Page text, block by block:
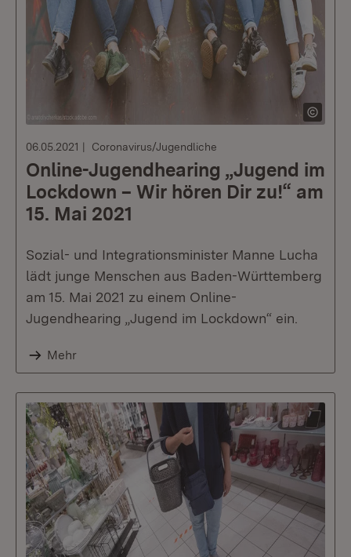
06.05.2021 Coronavirus/Jugendliche
Online-Jugendhearing „Jugend im
Lockdown – Wir hören Dir zu!“ am
15. Mai 2021
Sozial- und Integrationsminister Manne Lucha
lädt junge Menschen aus Baden-Württemberg
am 15. Mai 2021 zu einem Online-
Jugendhearing „Jugend im Lockdown“ ein.
Mehr